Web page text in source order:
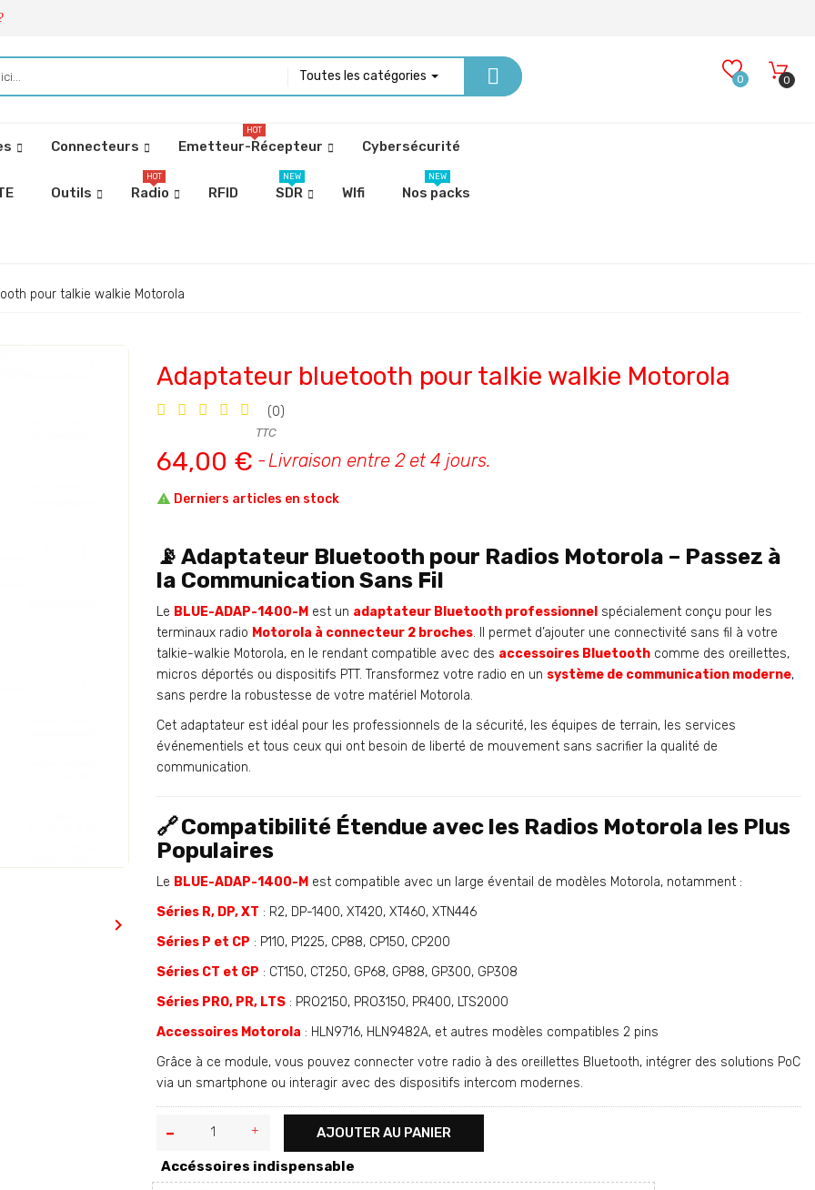
Toutes les catégories 0 0
Connecteurs Emetteur-Récepteur
HOT
Cybersécurité
Outils Radio
HOT
RFID SDR
NEW
WIfi Nos packs
NEW
pour talkie walkie Motorola

Adaptateur bluetooth pour talkie walkie Motorola
(0)
64,00 €
TTC
Livraison entre 2 et 4 jours.
 Derniers articles en stock
📡 Adaptateur Bluetooth pour Radios Motorola – Passez à
la Communication Sans Fil
Le BLUE-ADAP-1400-M est un adaptateur Bluetooth professionnel spécialement conçu pour les
terminaux radio Motorola à connecteur 2 broches. Il permet d’ajouter une connectivité sans fil à votre
talkie-walkie Motorola, en le rendant compatible avec des accessoires Bluetoothcomme des oreillettes,
micros déportés ou dispositifs PTT. Transformez votre radio en un système de communication moderne,
sans perdre la robustesse de votre matériel Motorola.
Cet adaptateur est idéal pour les professionnels de la sécurité, les équipes de terrain, les services
événementiels et tous ceux qui ont besoin de liberté de mouvement sans sacrifier la qualité de
communication.
🔗Compatibilité Étendue avec les Radios Motorola les Plus
Populaires
Le BLUE-ADAP-1400-M est compatible avec un large éventail de modèles Motorola, notamment :
Séries R, DP, XT : R2, DP-1400, XT420, XT460, XTN446
Séries P et CP : P110, P1225, CP88, CP150, CP200
Séries CT et GP : CT150, CT250, GP68, GP88, GP300, GP308
Séries PRO, PR, LTS: PRO2150, PRO3150, PR400, LTS2000
Accessoires Motorola : HLN9716, HLN9482A, et autres modèles compatibles 2 pins
Grâce à ce module, vous pouvez connecter votre radio à des oreillettes Bluetooth, intégrer des solutions PoC
via un smartphone ou interagir avec des dispositifs intercom modernes.
AJOUTER AU PANIER
Accéssoires indispensable